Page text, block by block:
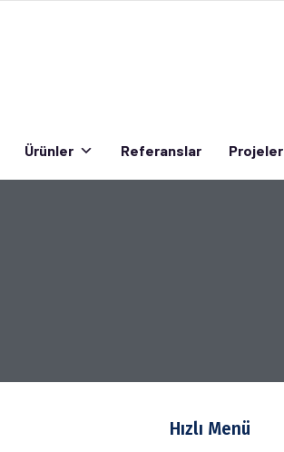
Ürünler Referanslar Projeler
Hızlı Menü